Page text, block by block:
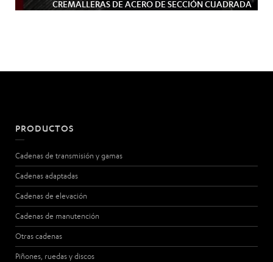
CREMALLERAS DE ACERO DE SECCIÓN CUADRADA
PRODUCTOS
Cadenas de transmisión y gamas
Cadenas adaptadas
Cadenas de elevación
Cadenas de manutención
Otras cadenas
Piñones, ruedas y discos